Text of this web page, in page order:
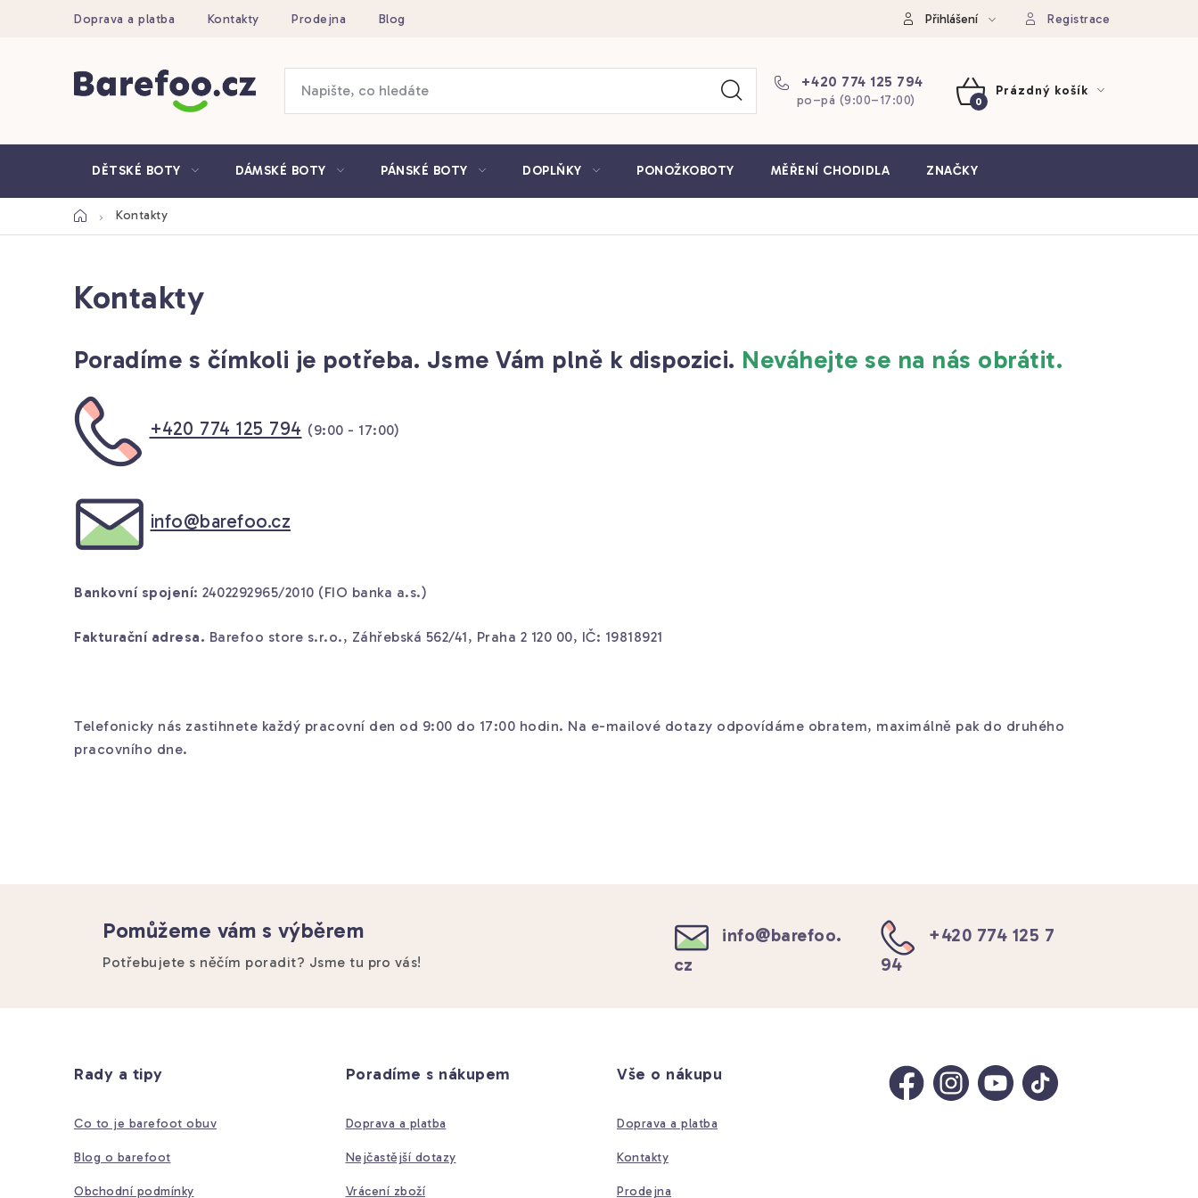
Doprava a platba Kontakty Prodejna Blog Přihlášení Registrace
+420 774 125 794
po–pá (9:00–17:00)
NÁKUPNÍ
Prázdný košík
DĚTSKÉ BOTY DÁMSKÉ BOTY PÁNSKÉ BOTY DOPLŇKY PONOŽKOBOTY MĚŘENÍ CHODIDLA ZNAČKY
DomůKontakty
Kontakty
Poradíme s čímkoli je potřeba. Jsme Vám plně k dispozici. Neváhejte se na nás obrátit.
+420 774 125 794 (9:00 - 17:00)
info@barefoo.cz
Bankovní spojení: 2402292965/2010 (FIO banka a.s.)
Fakturační adresa. Barefoo store s.r.o., Záhřebská 562/41, Praha 2 120 00, IČ: 19818921
Telefonicky nás zastihnete každý pracovní den od 9:00 do 17:00 hodin. Na e-mailové dotazy odpovídáme obratem, maximálně pak do druhého
pracovního dne.
Pomůžeme vám s výběrem
Potřebujete s něčím poradit? Jsme tu pro vás!
info@barefoo.
cz
+420 774 125 7
94
Rady a tipy
Co to je barefoot obuv
Blog o barefoot
Obchodní podmínky
Poradíme s nákupem
Doprava a platba
Nejčastější dotazy
Vrácení zboží
Vše o nákupu
Doprava a platba
Kontakty
Prodejna